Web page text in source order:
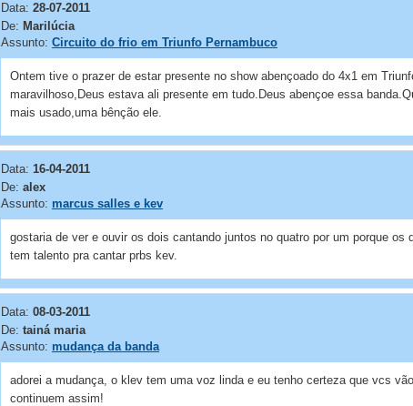
Data: 28-07-2011
De: Marilúcia
Assunto: Circuito do frio em Triunfo Pernambuco
Ontem tive o prazer de estar presente no show abençoado do 4x1 em
maravilhoso,Deus estava ali presente em tudo.Deus abençoe essa
mais usado,uma bênção ele.
Data: 16-04-2011
De: alex
Assunto: marcus salles e kev
gostaria de ver e ouvir os dois cantando juntos no quatro por um porque
tem talento pra cantar prbs kev.
Data: 08-03-2011
De: tainá maria
Assunto: mudança da banda
adorei a mudança, o klev tem uma voz linda e eu tenho certeza que vcs
continuem assim!